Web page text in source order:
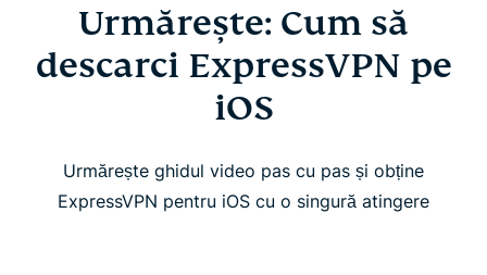
Urmărește: Cum să
descarci ExpressVPN pe
iOS
Urmărește ghidul video pas cu pas și obține
ExpressVPN pentru iOS cu o singură atingere